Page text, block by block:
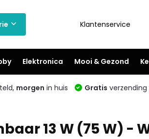
Klantenservice
Elektronica Mooi & Gezond
morgen in huis Gratis
13 W (75 W) -